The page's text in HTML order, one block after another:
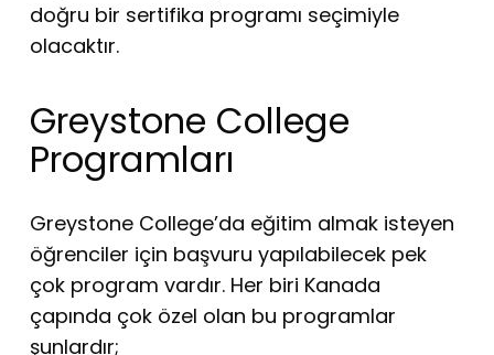
doğru bir sertifika programı seçimiyle
olacaktır.
Greystone College
Programları
Greystone College’da eğitim almak isteyen
öğrenciler için başvuru yapılabilecek pek
çok program vardır. Her biri Kanada
çapında çok özel olan bu programlar
şunlardır;